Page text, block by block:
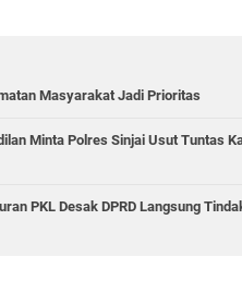
Masyarakat Jadi Prioritas
Minta Polres Sinjai Usut Tuntas
PKL Desak DPRD Langsung